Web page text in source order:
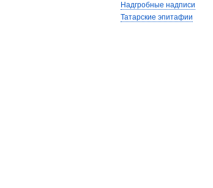
Надгробные надписи
Татарские эпитафии